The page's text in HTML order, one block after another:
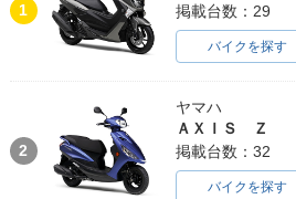
1
掲載台数：29
バイクを探す
2
ヤマハ
ＡＸＩＳ Ｚ
掲載台数：32
バイクを探す